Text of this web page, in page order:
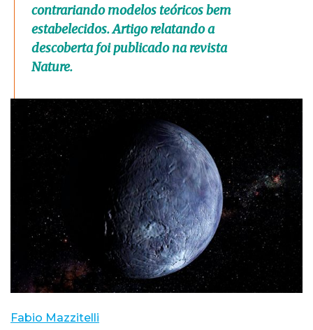
contrariando modelos teóricos bem
estabelecidos. Artigo relatando a
descoberta foi publicado na revista
Nature.
Fabio Mazzitelli